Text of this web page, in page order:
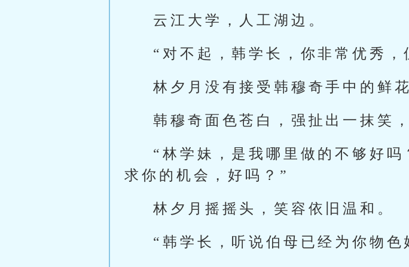
云江大学，人工湖边。
“对不起，韩学长，你非常优秀，
林夕月没有接受韩穆奇手中的鲜
韩穆奇面色苍白，强扯出一抹笑
“林学妹，是我哪里做的不够好
求你的机会，好吗？”
林夕月摇摇头，笑容依旧温和。
“韩学长，听说伯母已经为你物